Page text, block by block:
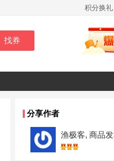
积分换礼
分享作者
渔极客, 商品